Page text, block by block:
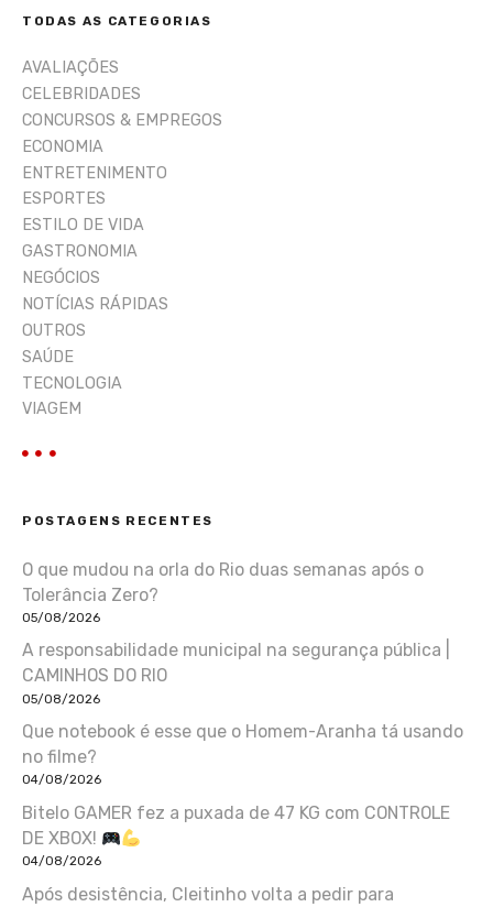
s
r
TODAS AS CATEGORIAS
AVALIAÇÕES
CELEBRIDADES
CONCURSOS & EMPREGOS
ECONOMIA
ENTRETENIMENTO
ESPORTES
ESTILO DE VIDA
GASTRONOMIA
NEGÓCIOS
NOTÍCIAS RÁPIDAS
OUTROS
SAÚDE
TECNOLOGIA
VIAGEM
POSTAGENS RECENTES
O que mudou na orla do Rio duas semanas após o
Tolerância Zero?
05/08/2026
A responsabilidade municipal na segurança pública |
CAMINHOS DO RIO
05/08/2026
Que notebook é esse que o Homem-Aranha tá usando
no filme?
04/08/2026
Bitelo GAMER fez a puxada de 47 KG com CONTROLE
DE XBOX!
04/08/2026
Após desistência, Cleitinho volta a pedir para